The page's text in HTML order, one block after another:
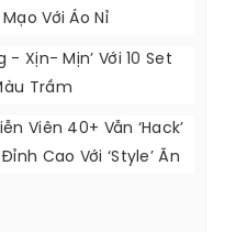
Với Áo Nỉ
- Xịn- Mịn’ Với 10 Set
Trầm
Viên 40+ Vẫn ‘hack’
Cao Với ‘style’ Ăn